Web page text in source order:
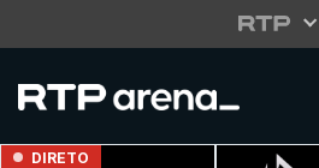
DIRETO